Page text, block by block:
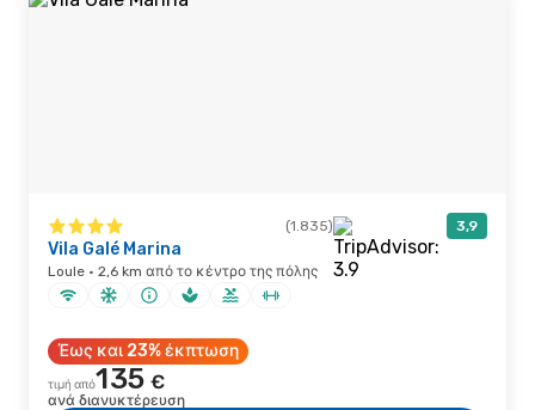
(1.835) 3,9
Vila Galé Marina
Loule · 2,6 km από το κέντρο της πόλης
Έως και 23% έκπτωση
τιμή από135 €
ανά διανυκτέρευση